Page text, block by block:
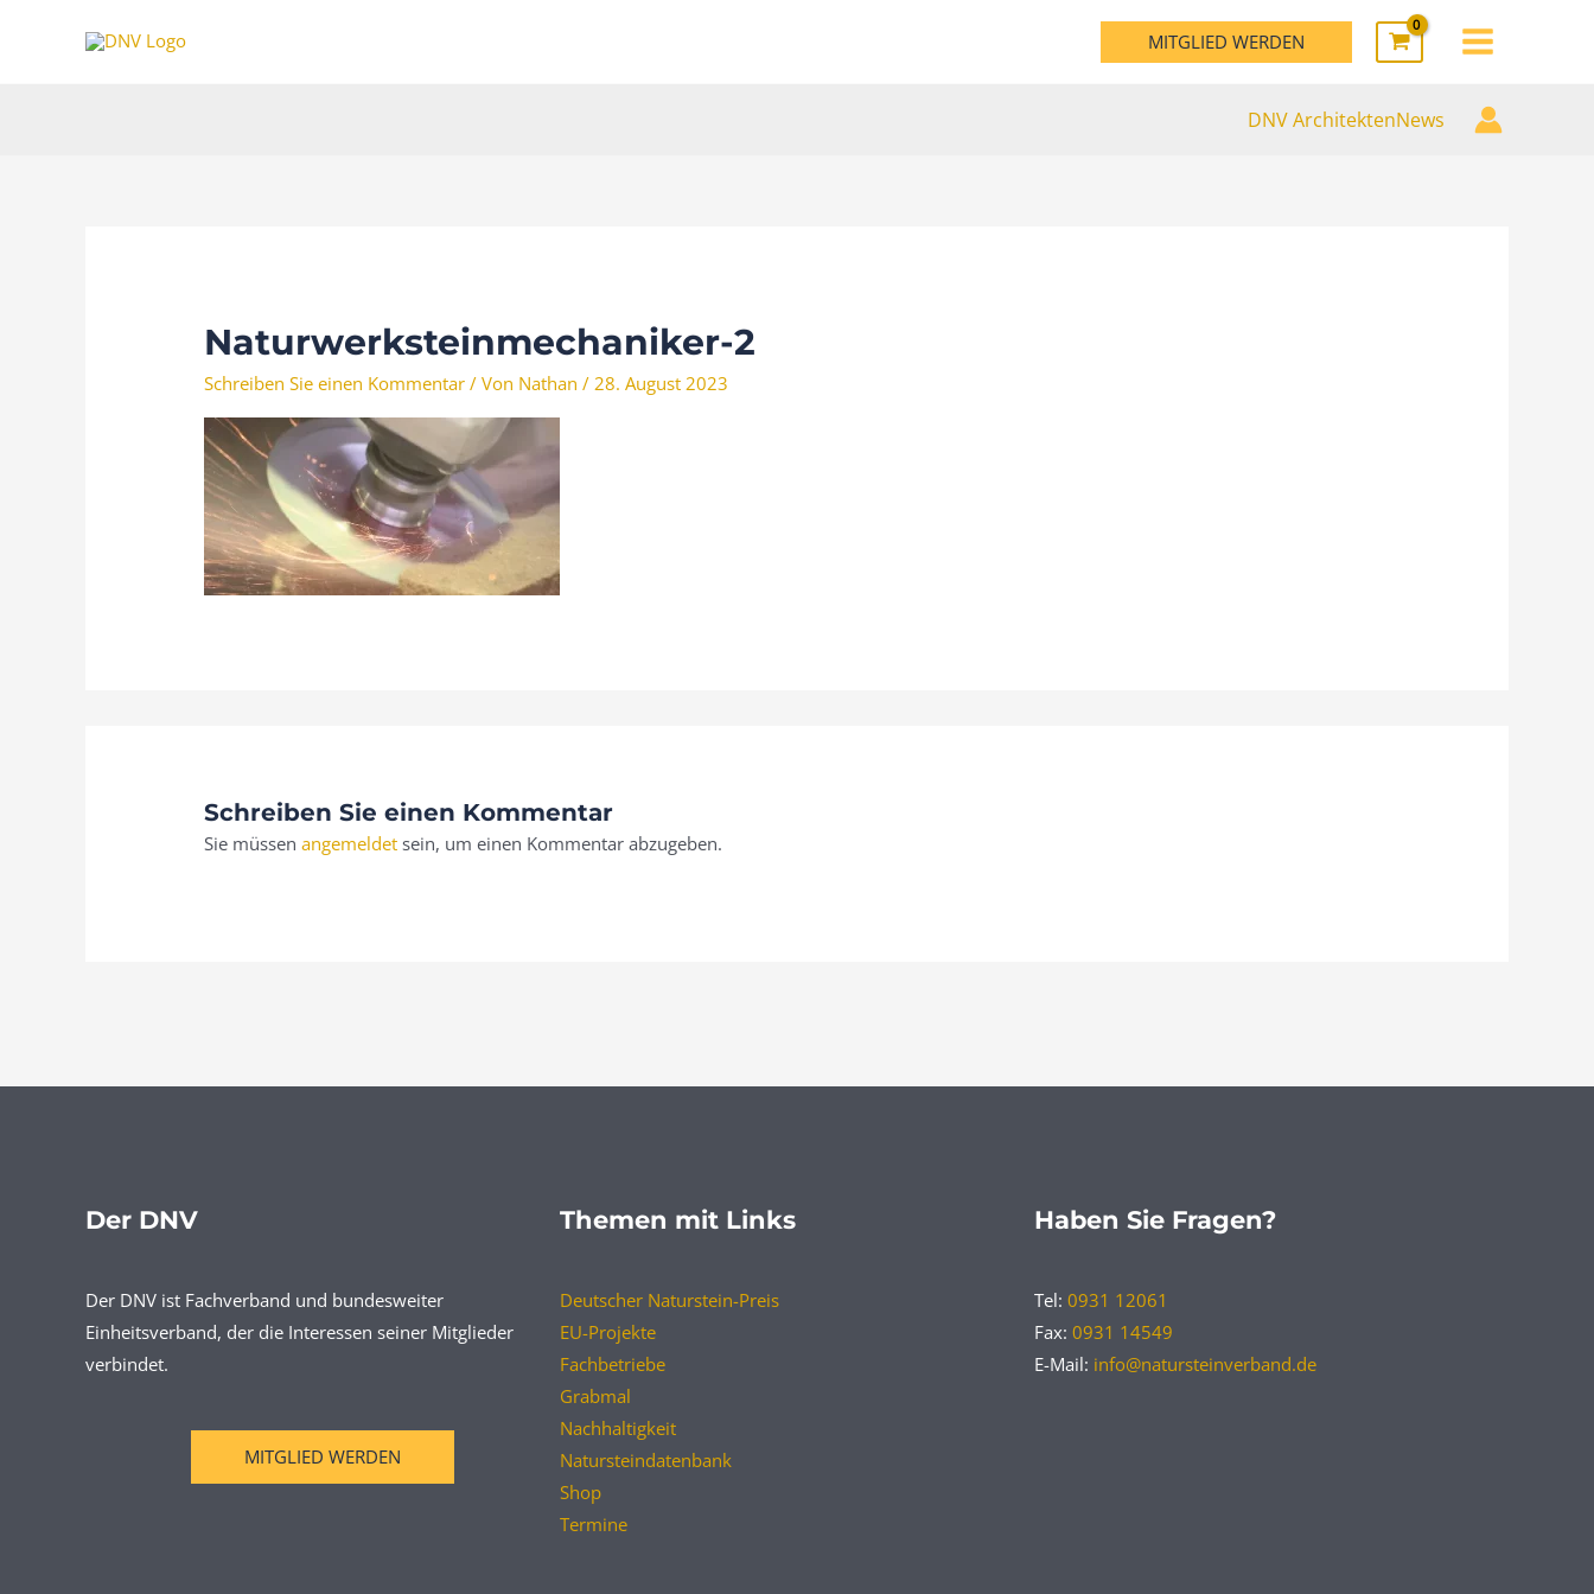
MITGLIED WERDEN
MAIN
DNV ArchitektenNews
Naturwerksteinmechaniker-2
Schreiben Sie einen Kommentar / Von Nathan/28. August 2023
Schreiben Sie einen Kommentar
Sie müssenangemeldet sein, um einen Kommentar abzugeben.
Der DNV
Der DNV ist Fachverband und bundesweiter
Einheitsverband, der die Interessen seiner Mitglieder
verbindet.
MITGLIED WERDEN
Themen mit Links
Deutscher Naturstein-Preis
EU-Projekte
Fachbetriebe
Grabmal
Nachhaltigkeit
Natursteindatenbank
Shop
Termine
Haben Sie Fragen?
Tel: 0931 12061
Fax: 0931 14549
E-Mail: info@natursteinverband.de